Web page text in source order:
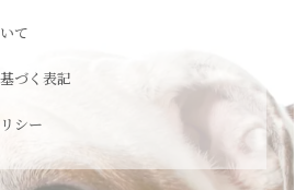
て
づく表記
シー